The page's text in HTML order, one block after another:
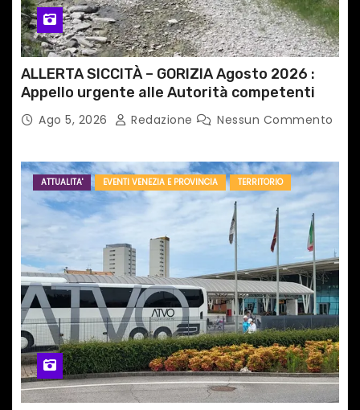
l
i
ALLERTA SICCITÀ – GORIZIA Agosto 2026 :
Appello urgente alle Autorità competenti
Ago 5, 2026 Redazione Nessun Commento
ATTUALITA' EVENTI VENEZIA E PROVINCIA TERRITORIO